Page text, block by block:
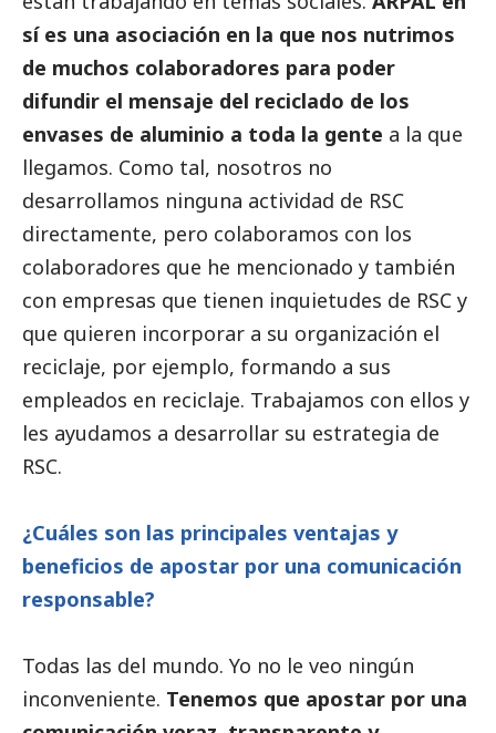
sí es una asociación en la que nos nutrimos
de muchos colaboradores para poder
difundir el mensaje del reciclado de los
envases de aluminio a toda la gente a la que
llegamos. Como tal, nosotros no
desarrollamos ninguna actividad de RSC
directamente, pero colaboramos con los
colaboradores que he mencionado y también
con empresas que tienen inquietudes de RSC y
que quieren incorporar a su organización el
reciclaje, por ejemplo, formando a sus
empleados en reciclaje. Trabajamos con ellos y
les ayudamos a desarrollar su estrategia de
RSC.
¿Cuáles son las principales ventajas y
beneficios de apostar por una comunicación
responsable?
Todas las del mundo. Yo no le veo ningún
inconveniente. Tenemos que apostar por una